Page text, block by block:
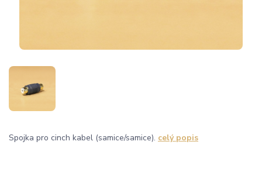
Spojka pro cinch kabel (samice/samice). celý popis